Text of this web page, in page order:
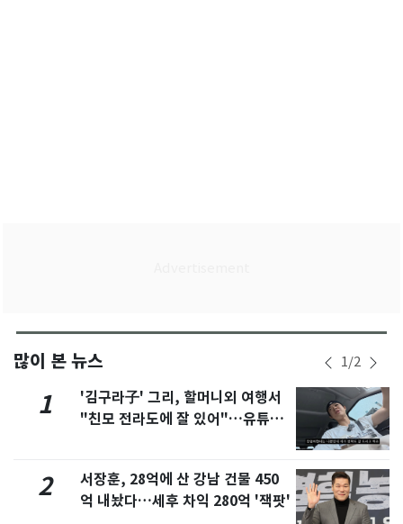
많이 본 뉴스 1/2
1
'김구라子' 그리, 할머니외 여행서
"친모 전라도에 잘 있어"…유튜브
2
서장훈, 28억에 산 강남 건물 450
억 내놨다…세후 차익 280억 '잭팟'